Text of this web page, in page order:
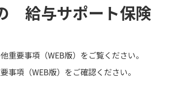
給与サポート保険
要事項（WEB版）をご覧ください。
項（WEB版）をご確認ください。